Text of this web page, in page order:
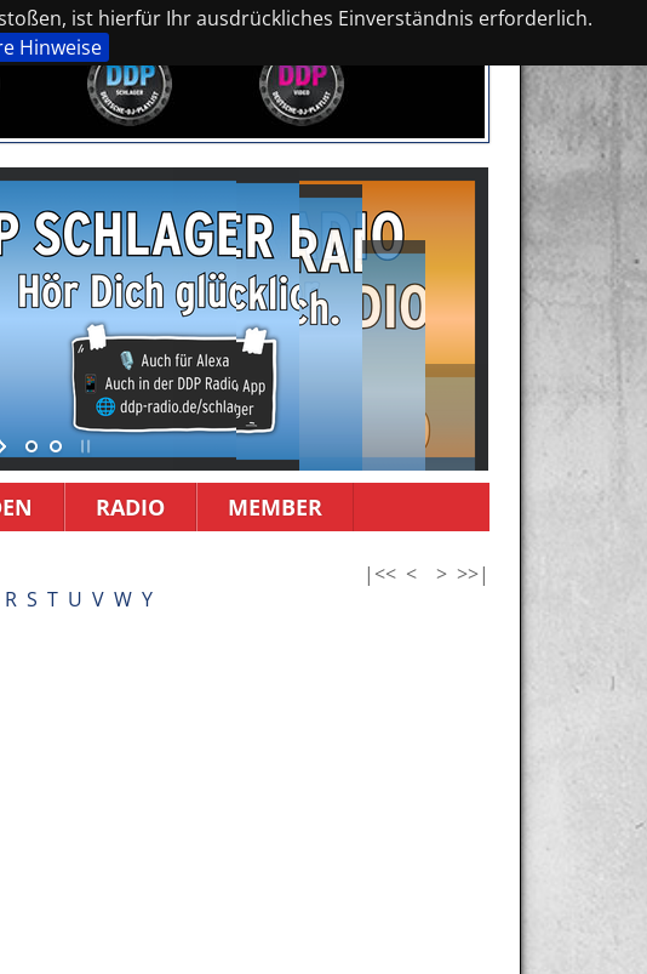
ist hierfür Ihr ausdrückliches Einverständnis erforderlich.
Hinweise
RADIO MEMBER
|<< < > >>|
R S T U V W Y